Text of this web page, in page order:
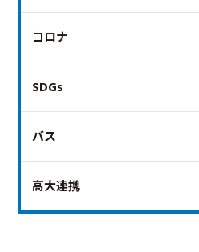
コロナ
SDGs
バス
高大連携